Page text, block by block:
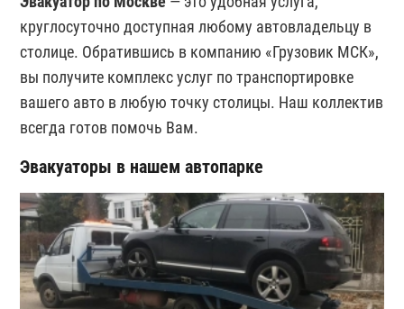
круглосуточно доступная любому автовладельцу в
столице. Обратившись в компанию «Грузовик МСК»,
вы получите комплекс услуг по транспортировке
вашего авто в любую точку столицы. Наш коллектив
всегда готов помочь Вам.
Эвакуаторы в нашем автопарке